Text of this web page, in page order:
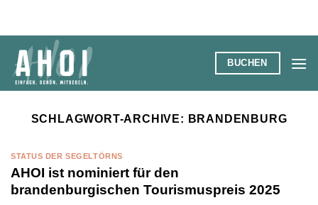
springen
BUCHEN
SCHLAGWORT-ARCHIVE: BRANDENBURG
STATUS DER SEGELTÖRNS
AHOI ist nominiert für den
brandenburgischen Tourismuspreis 2025